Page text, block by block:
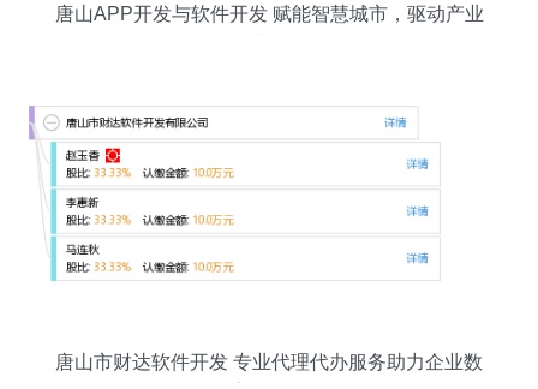
唐山APP开发与软件开发 赋能智慧城市，驱动产业
唐山市财达软件开发 专业代理代办服务助力企业数